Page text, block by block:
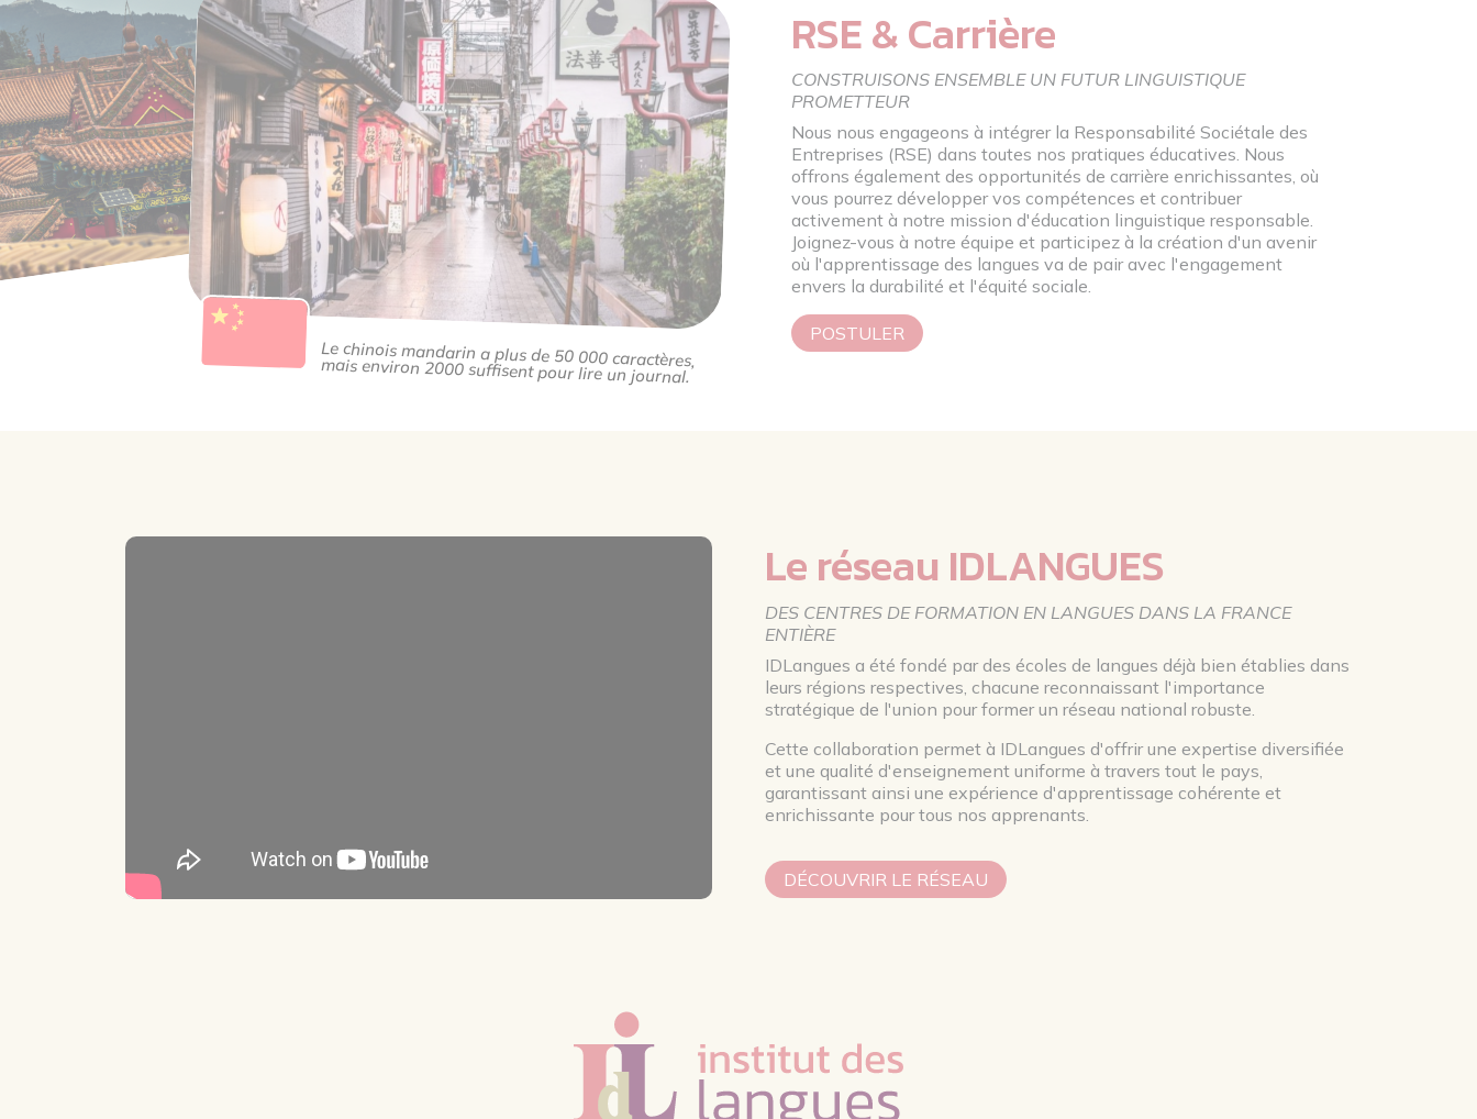
Le chinois mandarin a plus de 50 000 caractères,
mais environ 2000 suffisent pour lire un journal.
RSE & Carrière
CONSTRUISONS ENSEMBLE UN FUTUR LINGUISTIQUE
PROMETTEUR
Nous nous engageons à intégrer la Responsabilité Sociétale des
Entreprises (RSE) dans toutes nos pratiques éducatives. Nous
offrons également des opportunités de carrière enrichissantes, où
vous pourrez développer vos compétences et contribuer
activement à notre mission d'éducation linguistique responsable.
Joignez-vous à notre équipe et participez à la création d'un avenir
où l'apprentissage des langues va de pair avec l'engagement
envers la durabilité et l'équité sociale.
POSTULER
Le réseau IDLANGUES
DES CENTRES DE FORMATION EN LANGUES DANS LA FRANCE
ENTIÈRE
IDLangues a été fondé par des écoles de langues déjà bien établies dans
leurs régions respectives, chacune reconnaissant l'importance
stratégique de l'union pour former un réseau national robuste.
Cette collaboration permet à IDLangues d'offrir une expertise diversifiée
et une qualité d'enseignement uniforme à travers tout le pays,
garantissant ainsi une expérience d'apprentissage cohérente et
enrichissante pour tous nos apprenants.
DÉCOUVRIR LE RÉSEAU